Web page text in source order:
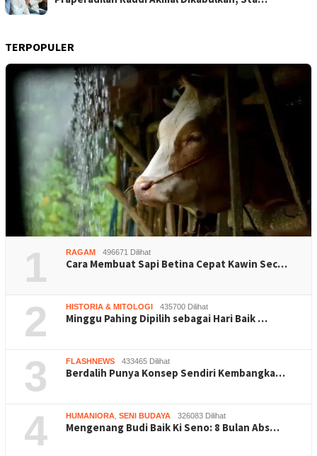
TERPOPULER
1 RAGAM 496671 Dilihat
Cara Membuat Sapi Betina Cepat Kawin Sec…
2 HISTORIA & MITOLOGI 435700 Dilihat
Minggu Pahing Dipilih sebagai Hari Baik …
3 FLASHNEWS 433465 Dilihat
Berdalih Punya Konsep Sendiri Kembangka…
4 HUMANIORA SENI BUDAYA 326083 Dilihat
Mengenang Budi Baik Ki Seno: 8 Bulan Abs…